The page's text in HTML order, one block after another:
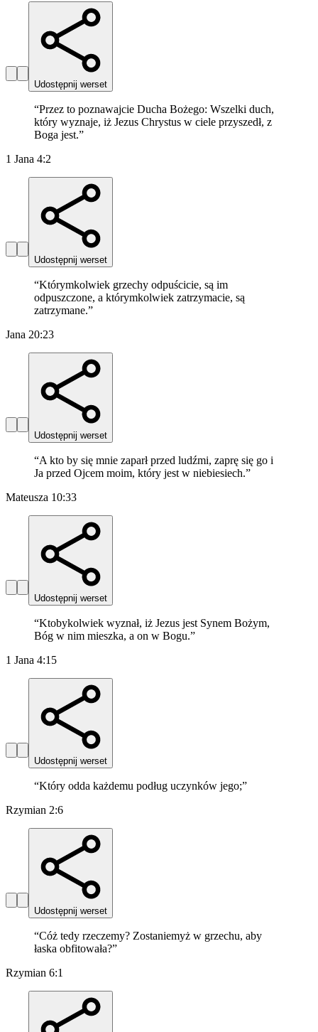
Udostępnij werset
“Przez to poznawajcie Ducha Bożego: Wszelki duch,
który wyznaje, iż Jezus Chrystus w ciele przyszedł, z
Boga jest.”
1 Jana 4:2
Udostępnij werset
“Którymkolwiek grzechy odpuścicie, są im
odpuszczone, a którymkolwiek zatrzymacie, są
zatrzymane.”
Jana 20:23
Udostępnij werset
“A kto by się mnie zaparł przed ludźmi, zaprę się go i
Ja przed Ojcem moim, który jest w niebiesiech.”
Mateusza 10:33
Udostępnij werset
“Ktobykolwiek wyznał, iż Jezus jest Synem Bożym,
Bóg w nim mieszka, a on w Bogu.”
1 Jana 4:15
Udostępnij werset
“Który odda każdemu podług uczynków jego;”
Rzymian 2:6
Udostępnij werset
“Cóż tedy rzeczemy? Zostaniemyż w grzechu, aby
łaska obfitowała?”
Rzymian 6:1